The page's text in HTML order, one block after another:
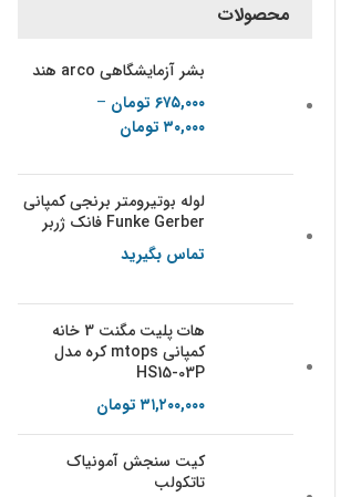
محصولات
بشر آزمایشگاهی arco هند
۶۷۵,۰۰۰ تومان –
۳۰,۰۰۰ تومان
۶۷۵,۰۰۰ تومان
لوله بوتیرومتر برنجی کمپانی
Funke Gerber فانک ژربر
تماس بگیرید
هات پلیت مگنت 3 خانه
کمپانی mtops کره مدل
HS15-03P
۳۱,۲۰۰,۰۰۰ تومان
کیت سنجش آمونیاک
تاتکولب